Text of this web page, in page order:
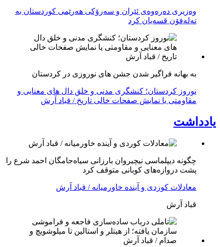
وەزیری دەرەوەی ئێران و سەرۆکی هەرێمی کوردستان بە
تەلەفۆن قسەیان کرد
به بهانه فراگیر شدن جشن های نوروزی در کردستان
نوروز کردستان؛ کنشگری مدنی و خلق دال های معنایی و
مقاومتی یا نمایش صفحات خالی تاریخ / قباد آرش
یادداشت
چگونه دیپلماسی نیچیروان بارزانی سیاەجامگان احمد شرع را
پشت دروازەهای کوبانی متوقف کرد
معادلات کوردی و آینده خاورمیانه / قباد آرش
قباد آرش